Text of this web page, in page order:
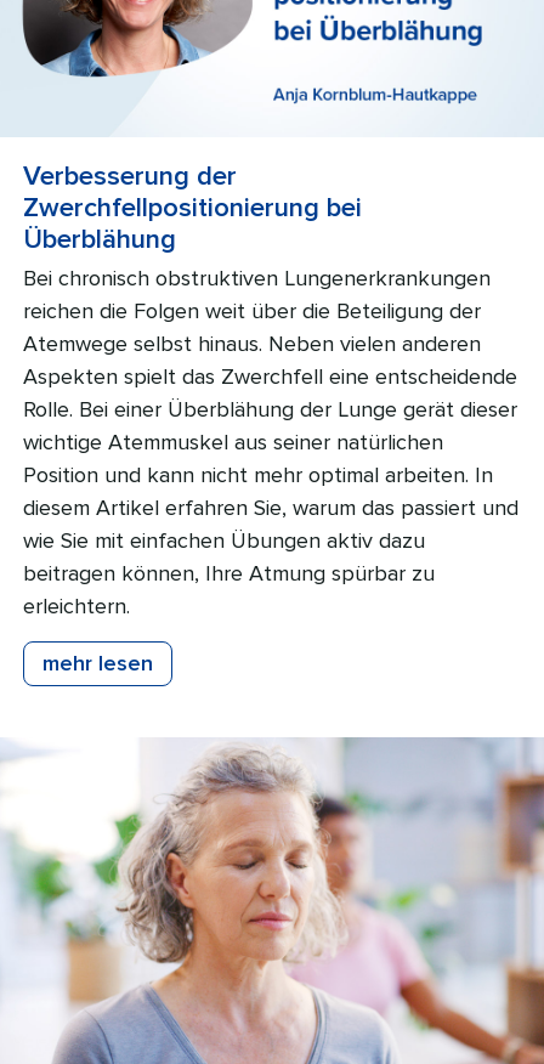
Verbesserung der
Zwerchfellpositionierung bei
Überblähung
Bei chronisch obstruktiven Lungenerkrankungen
reichen die Folgen weit über die Beteiligung der
Atemwege selbst hinaus. Neben vielen anderen
Aspekten spielt das Zwerchfell eine entscheidende
Rolle. Bei einer Überblähung der Lunge gerät dieser
wichtige Atemmuskel aus seiner natürlichen
Position und kann nicht mehr optimal arbeiten. In
diesem Artikel erfahren Sie, warum das passiert und
wie Sie mit einfachen Übungen aktiv dazu
beitragen können, Ihre Atmung spürbar zu
erleichtern.
mehr lesen